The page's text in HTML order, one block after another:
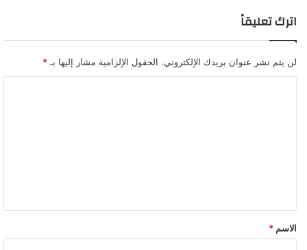
اترك تعليقاً
لن يتم نشر عنوان بريدك الإلكتروني. الحقول الإلزامية مشار إليها بـ *
ق
*
الاسم *